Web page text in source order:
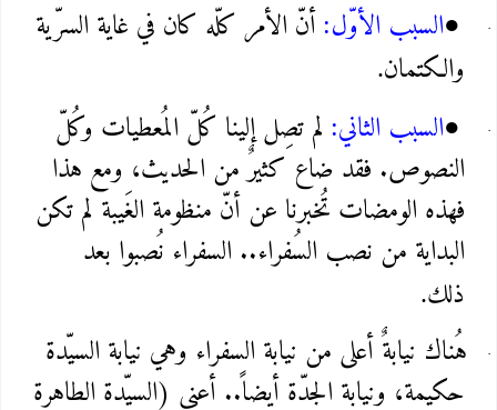
●السبب الأوّل: أنّ الأمر كلّه كان في غاية السرّية
والكتمان.
●السبب الثاني:
لم تصِل إلينا كُلّ المُعطيات وكُلّ
النصوص. فقد ضاع كثيرٌ من الحديث، ومع هذا
فهذه الومضات تُخبرنا عن أنّ منظومة الغَيبة لم تكن
البداية من نصب السُفراء.. السفراء نُصبوا بعد
ذلك.
هُناك نيابةٌ أعلى من نيابة السفراء وهي نيابة السيّدة
حكيمة، ونيابة الجدّة أيضاً.. أعني (السيّدة الطاهرة